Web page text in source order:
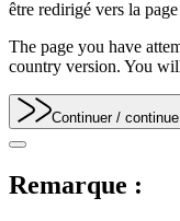
être redirigé vers la
The page you have
country version. You
Continuer / continue
Remarque :